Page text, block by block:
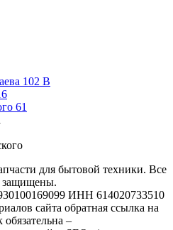
102 В
61
для бытовой техники. Все
защищены.
ИНН 614020733510
сайта обратная ссылка на
обязательна –